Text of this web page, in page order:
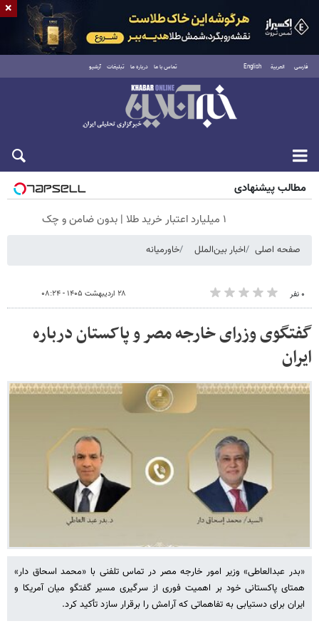
فارسی العربية English تماس با ما درباره ما تبلیغات آرشیو
پنجشنبه ۱۵ مرداد ۱۴۰۵
مطالب پیشنهادی
۱ میلیارد اعتبار خرید طلا | بدون ضامن و چک
صفحه اصلی اخبار بین‌الملل خاورمیانه
۰ نفر ۲۸ اردیبهشت ۱۴۰۵ - ۰۸:۲۴
گفتگوی وزرای خارجه مصر و پاکستان درباره
ایران
«بدر عبدالعاطی» وزیر امور خارجه مصر در تماس تلفنی با «محمد اسحاق دار»
همتای پاکستانی خود بر اهمیت فوری از سرگیری مسیر گفتگو میان آمریکا و
ایران برای دستیابی به تفاهماتی که آرامش را برقرار سازد تأکید کرد.
×